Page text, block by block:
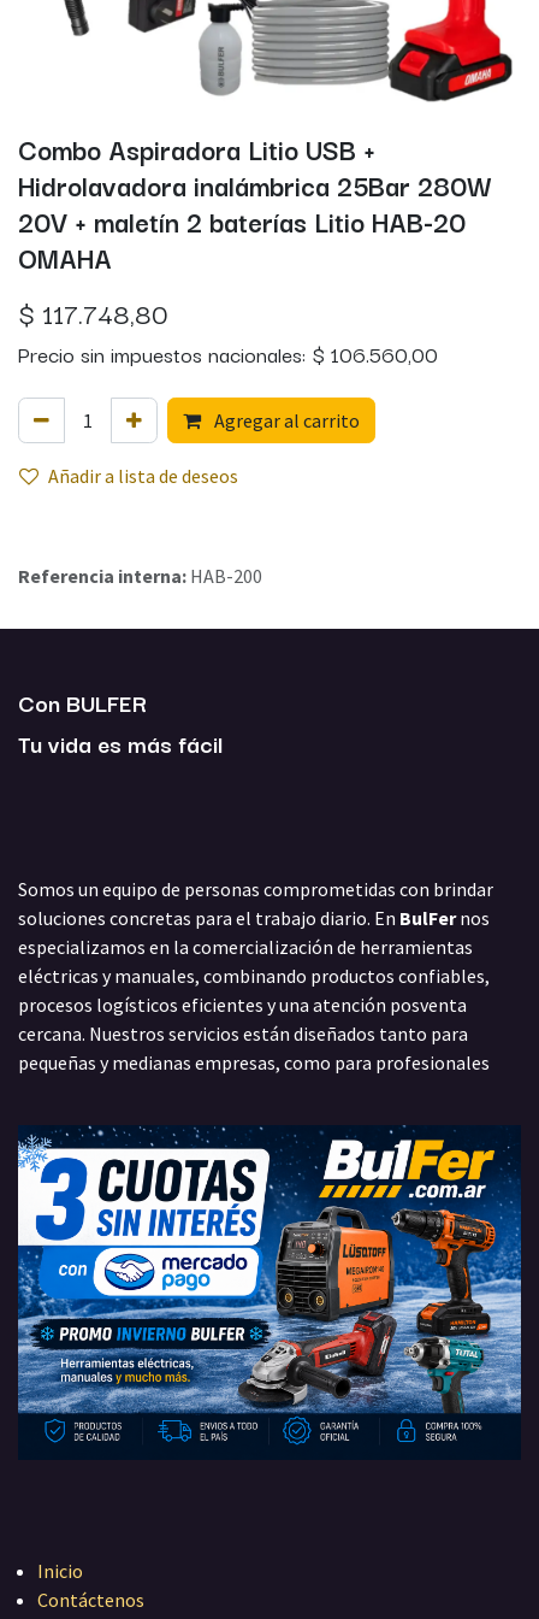
Combo Aspiradora Litio USB +
Hidrolavadora inalámbrica 25Bar 280W
20V + maletín 2 baterías Litio HAB-20
OMAHA
$ 117.748,80
Precio sin impuestos nacionales: $ 106.560,00
Agregar al carrito
Añadir a lista de deseos
Referencia interna: HAB-200
Con BULFER
Tu vida es más fácil
Somos un equipo de personas comprometidas con brindar
soluciones concretas para el trabajo diario. En BulFernos
especializamos en la comercialización de herramientas
eléctricas y manuales, combinando productos confiables,
procesos logísticos eficientes y una atención posventa
cercana. Nuestros servicios están diseñados tanto para
pequeñas y medianas empresas, como para profesionales
Inicio
Contáctenos